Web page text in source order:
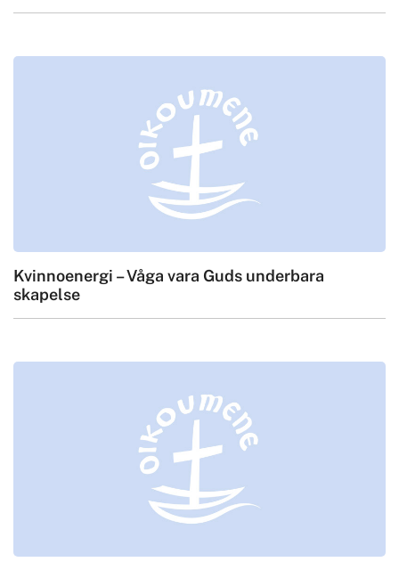
Kvinnoenergi – Våga vara Guds underbara
skapelse